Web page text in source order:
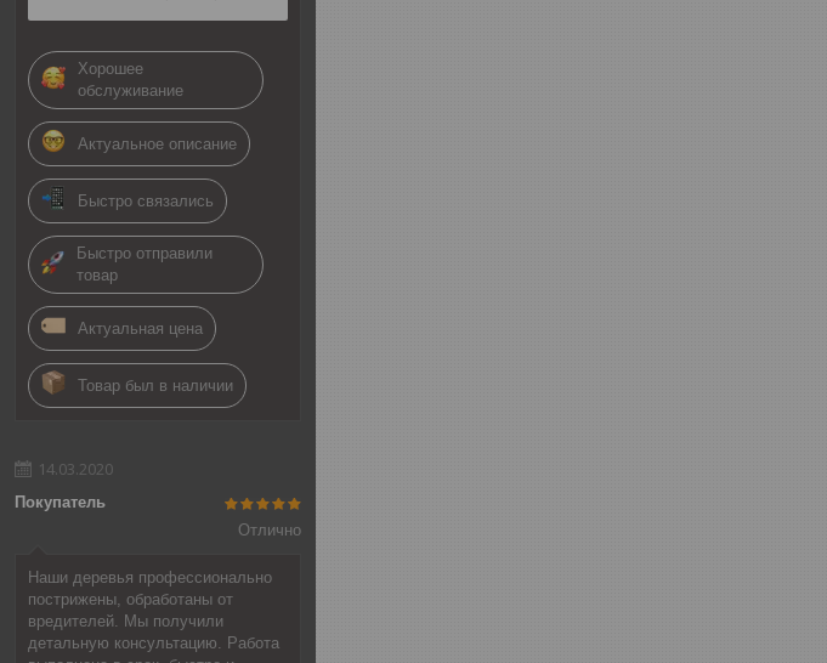
Хорошее
обслуживание
Актуальное описание
Быстро связались
Быстро отправили
товар
Актуальная цена
Товар был в наличии
14.03.2020
Покупатель
Отлично
Наши деревья профессионально
пострижены, обработаны от
вредителей. Мы получили
детальную консультацию. Работа